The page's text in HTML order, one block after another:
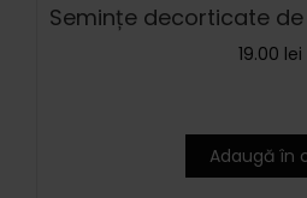
19.00 lei
Adaugă în